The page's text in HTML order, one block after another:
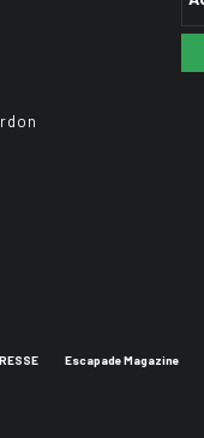
Escapade Magazine